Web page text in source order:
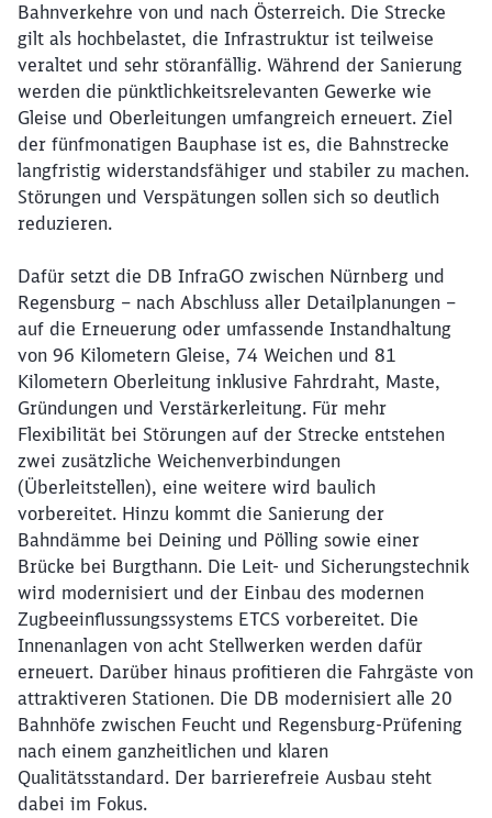
Bahnverkehre von und nach Österreich. Die Strecke
gilt als hochbelastet, die Infrastruktur ist teilweise
veraltet und sehr störanfällig. Während der Sanierung
werden die pünktlichkeitsrelevanten Gewerke wie
Gleise und Oberleitungen umfangreich erneuert. Ziel
der fünfmonatigen Bauphase ist es, die Bahnstrecke
langfristig widerstandsfähiger und stabiler zu machen.
Störungen und Verspätungen sollen sich so deutlich
reduzieren.
Dafür setzt die DB InfraGO zwischen Nürnberg und
Regensburg – nach Abschluss aller Detailplanungen –
auf die Erneuerung oder umfassende Instandhaltung
von 96 Kilometern Gleise, 74 Weichen und 81
Kilometern Oberleitung inklusive Fahrdraht, Maste,
Gründungen und Verstärkerleitung. Für mehr
Flexibilität bei Störungen auf der Strecke entstehen
zwei zusätzliche Weichenverbindungen
(Überleitstellen), eine weitere wird baulich
vorbereitet. Hinzu kommt die Sanierung der
Bahndämme bei Deining und Pölling sowie einer
Brücke bei Burgthann. Die Leit- und Sicherungstechnik
wird modernisiert und der Einbau des modernen
Zugbeeinflussungssystems ETCS vorbereitet. Die
Innenanlagen von acht Stellwerken werden dafür
erneuert. Darüber hinaus profitieren die Fahrgäste von
attraktiveren Stationen. Die DB modernisiert alle 20
Bahnhöfe zwischen Feucht und Regensburg-Prüfening
nach einem ganzheitlichen und klaren
Qualitätsstandard. Der barrierefreie Ausbau steht
dabei im Fokus.
Schließen
Möchten Sie zuweitergeleitet
werden?
Abbrechen Weiter